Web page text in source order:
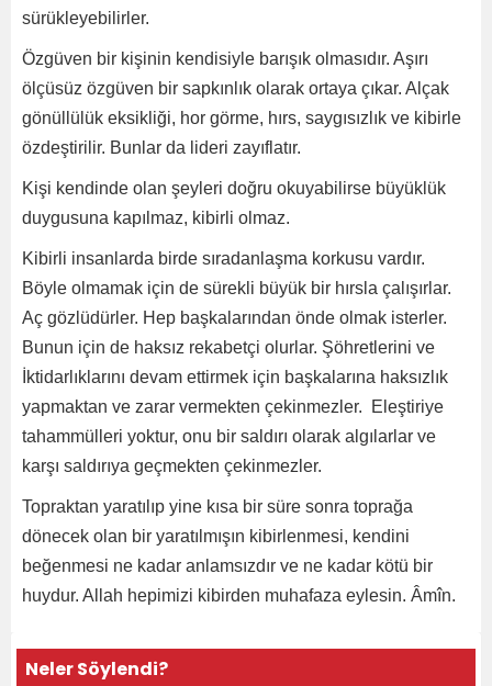
sürükleyebilirler.
Özgüven bir kişinin kendisiyle barışık olmasıdır. Aşırı
ölçüsüz özgüven bir sapkınlık olarak ortaya çıkar. Alçak
gönüllülük eksikliği, hor görme, hırs, saygısızlık ve kibirle
özdeştirilir. Bunlar da lideri zayıflatır.
Kişi kendinde olan şeyleri doğru okuyabilirse büyüklük
duygusuna kapılmaz, kibirli olmaz.
Kibirli insanlarda birde sıradanlaşma korkusu vardır.
Böyle olmamak için de sürekli büyük bir hırsla çalışırlar.
Aç gözlüdürler. Hep başkalarından önde olmak isterler.
Bunun için de haksız rekabetçi olurlar. Şöhretlerini ve
İktidarlıklarını devam ettirmek için başkalarına haksızlık
yapmaktan ve zarar vermekten çekinmezler. Eleştiriye
tahammülleri yoktur, onu bir saldırı olarak algılarlar ve
karşı saldırıya geçmekten çekinmezler.
Topraktan yaratılıp yine kısa bir süre sonra toprağa
dönecek olan bir yaratılmışın kibirlenmesi, kendini
beğenmesi ne kadar anlamsızdır ve ne kadar kötü bir
huydur. Allah hepimizi kibirden muhafaza eylesin. Âmîn.
Neler Söylendi?